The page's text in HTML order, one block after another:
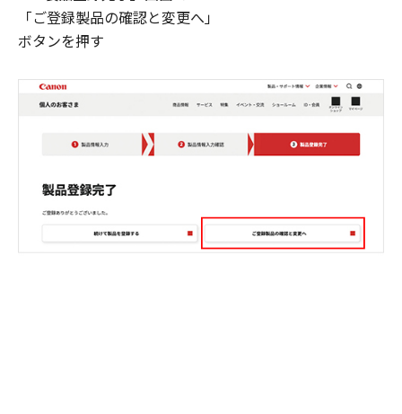
「ご登録製品の確認と変更へ」
ボタンを押す